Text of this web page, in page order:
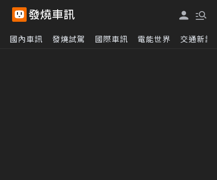
國內車訊 發燒試駕 國際車訊 電能世界 交通新訊